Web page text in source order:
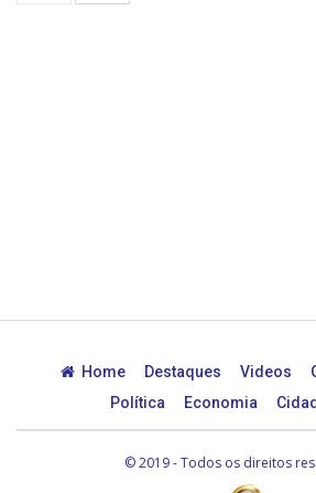
Home Destaques Videos
Política
Economia
© 2019 - Todos os direitos